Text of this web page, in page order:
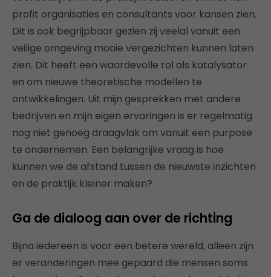
profit organisaties en consultants voor kansen zien.
Dit is ook begrijpbaar gezien zij veelal vanuit een
veilige omgeving mooie vergezichten kunnen laten
zien. Dit heeft een waardevolle rol als katalysator
en om nieuwe theoretische modellen te
ontwikkelingen. Uit mijn gesprekken met andere
bedrijven en mijn eigen ervaringen is er regelmatig
nog niet genoeg draagvlak om vanuit een purpose
te ondernemen. Een belangrijke vraag is hoe
kunnen we de afstand tussen de nieuwste inzichten
en de praktijk kleiner maken?
Ga de dialoog aan over de richting
Bijna iedereen is voor een betere wereld, alleen zijn
er veranderingen mee gepaard die mensen soms